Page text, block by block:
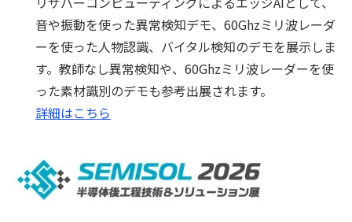
音や振動を使った異常検知デモ、60Ghzミリ波レーダ
ーを使った人物認識、バイタル検知のデモを展示しま
す。教師なし異常検知や、60Ghzミリ波レーダーを使
った素材識別のデモも参考出展されます。
詳細はこちら